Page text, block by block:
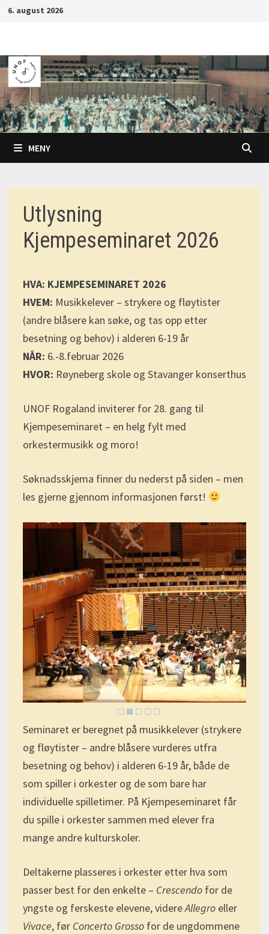
Gå6. august 2026
MENY
Utlysning
Kjempeseminaret 2026
HVA: KJEMPESEMINARET 2026
HVEM: Musikkelever – strykere og fløytister
(andre blåsere kan søke, og tas opp etter
besetning og behov) i alderen 6-19 år
NÅR: 6.-8.februar 2026
HVOR: Røyneberg skole og Stavanger konserthus
UNOF Rogaland inviterer for 28. gang til
Kjempeseminaret – en helg fylt med
orkestermusikk og moro!
Søknadsskjema finner du nederst på siden – men
les gjerne gjennom informasjonen først!
Seminaret er beregnet på musikkelever (strykere
og fløytister – andre blåsere vurderes utfra
besetning og behov) i alderen 6-19 år, både de
som spiller i orkester og de som bare har
individuelle spilletimer. På Kjempeseminaret får
du spille i orkester sammen med elever fra
mange andre kulturskoler.
Deltakerne plasseres i orkester etter hva som
passer best for den enkelte – Crescendofor de
yngste og ferskeste elevene, videreAllegro eller
Vivace, før Concerto Grossofor de ungdommene